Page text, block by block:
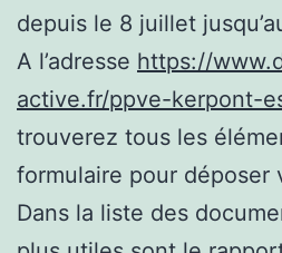
depuis le 8 juillet
A l’adresse https://
active.fr/ppve-kerpont-
trouverez tous les
formulaire pour déposer
Dans la liste des